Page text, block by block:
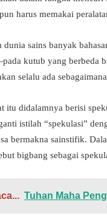
harus memakai
dunia sains banyak
kutub yang berbeda
selalu ada
itu didalamnya berisi
istilah “spekulasi”
bermakna sainstifik.
bigbang sebagai
Tuhan Maha